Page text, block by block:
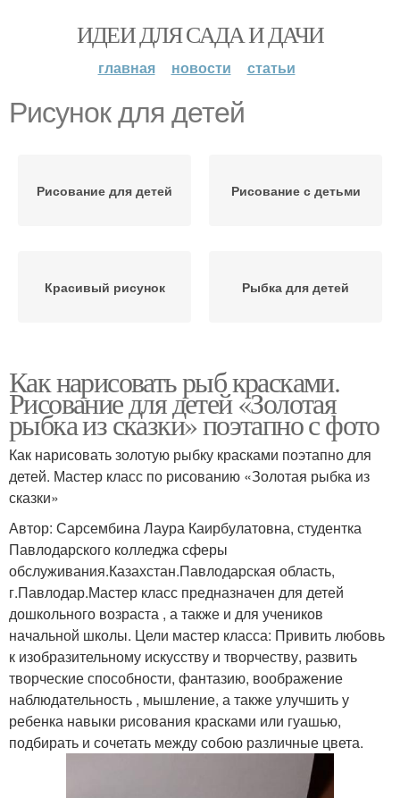
ИДЕИ ДЛЯ САДА И ДАЧИ
главная новости статьи
Рисунок для детей
Рисование для детей Рисование с детьми
Красивый рисунок Рыбка для детей
Как нарисовать рыб красками.
Рисование для детей «Золотая
рыбка из сказки» поэтапно с фото
Как нарисовать золотую рыбку красками поэтапно для
детей. Мастер класс по рисованию «Золотая рыбка из
сказки»
Автор: Сарсембина Лаура Каирбулатовна, студентка
Павлодарского колледжа сферы
обслуживания.Казахстан.Павлодарская область,
г.Павлодар.Мастер класс предназначен для детей
дошкольного возраста , а также и для учеников
начальной школы. Цели мастер класса: Привить любовь
к изобразительному искусству и творчеству, развить
творческие способности, фантазию, воображение
наблюдательность , мышление, а также улучшить у
ребенка навыки рисования красками или гуашью,
подбирать и сочетать между собою различные цвета.